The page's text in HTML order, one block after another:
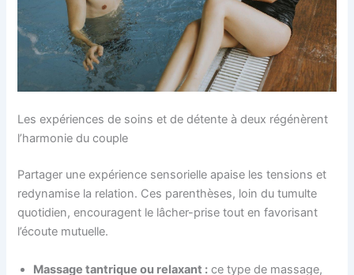
Les expériences de soins et de détente à deux régénèrent
l’harmonie du couple
Partager une expérience sensorielle apaise les tensions et
redynamise la relation. Ces parenthèses, loin du tumulte
quotidien, encouragent le lâcher-prise tout en favorisant
l’écoute mutuelle.
Massage tantrique ou relaxant : ce type de massage,